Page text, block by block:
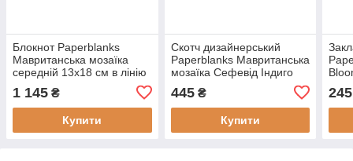
Блокнот Paperblanks
Мавританська мозаїка
середній 13х18 см в лінію
м'який (9781439782163)
1 145 ₴
Купити
Скотч дизайнерський
Paperblanks Мавританська
мозаїка Сефевід Індиго
445₴
Купити
245